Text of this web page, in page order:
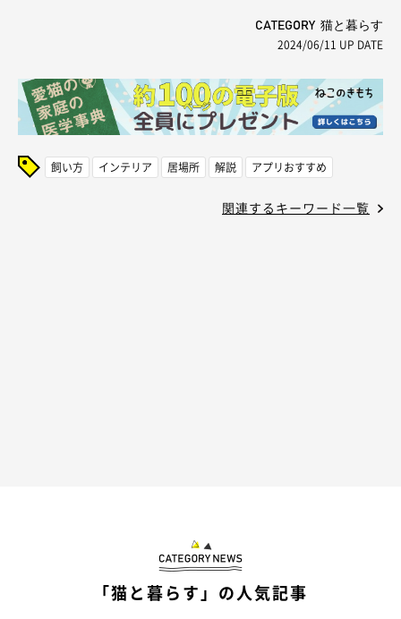
CATEGORY 猫と暮らす
2024/06/11 UP DATE
飼い方 インテリア 居場所 解説 アプリおすすめ
関連するキーワード一覧
「猫と暮らす」の人気記事